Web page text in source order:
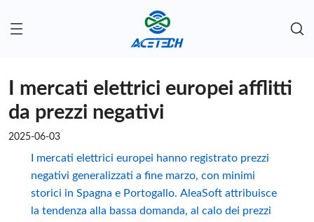
I mercati elettrici europei afflitti
da prezzi negativi
2025-06-03
I mercati elettrici europei hanno registrato prezzi
negativi generalizzati a fine marzo, con minimi
storici in Spagna e Portogallo. AleaSoft attribuisce
la tendenza alla bassa domanda, al calo dei prezzi